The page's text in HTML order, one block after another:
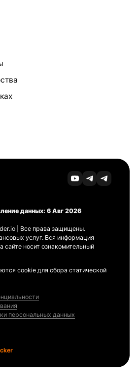
данных: 6 Авг 2026
| Все права защищены.
услуг. Вся информация
сайте носит ознакомительный
cookie для сбора статической
персональных данных